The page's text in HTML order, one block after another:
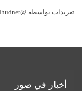
تغريدات بواسطة @alhudhudnet
أخبار في صور